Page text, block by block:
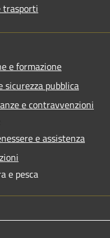
trasporti
e formazione
sicurezza pubblica
e contravvenzioni
e assistenza
e pesca